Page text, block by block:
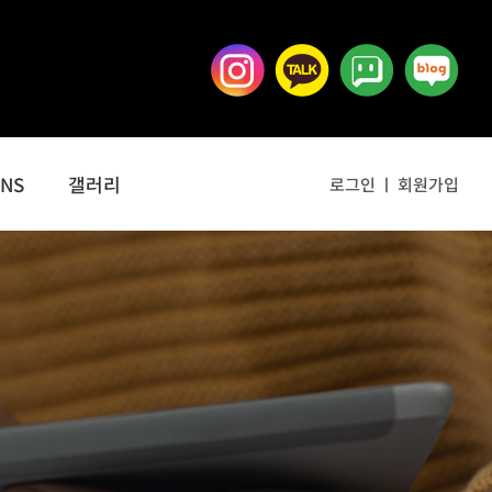
갤러리 로그인 회원가입